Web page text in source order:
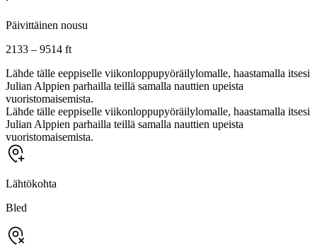
Päivittäinen nousu
2133 – 9514 ft
Lähde tälle eeppiselle viikonloppupyöräilylomalle, haastamalla itsesi
Julian Alppien parhailla teillä samalla nauttien upeista
vuoristomaisemista.
Lähde tälle eeppiselle viikonloppupyöräilylomalle, haastamalla itsesi
Julian Alppien parhailla teillä samalla nauttien upeista
vuoristomaisemista.
Lähtökohta
Bled